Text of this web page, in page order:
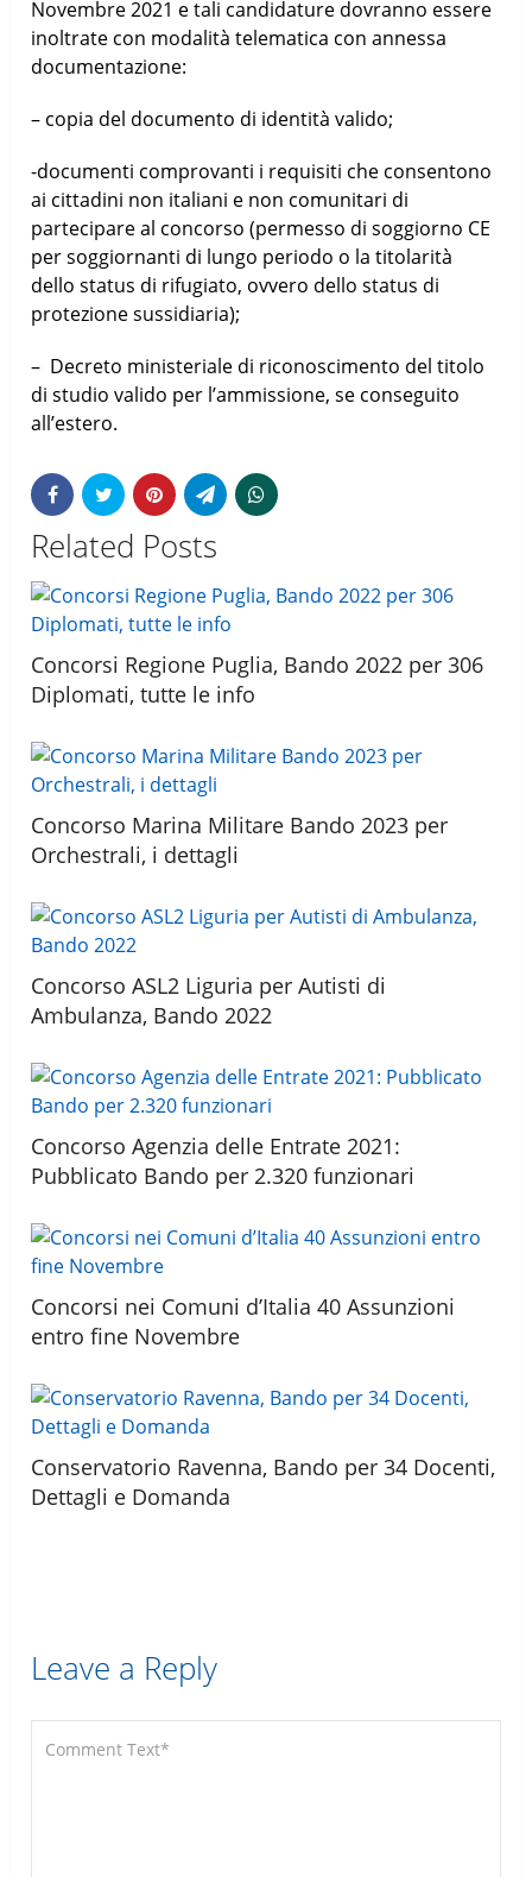
Novembre 2021 e tali candidature dovranno essere
inoltrate con modalità telematica con annessa
documentazione:
– copia del documento di identità valido;
-documenti comprovanti i requisiti che consentono
ai cittadini non italiani e non comunitari di
partecipare al concorso (permesso di soggiorno CE
per soggiornanti di lungo periodo o la titolarità
dello status di rifugiato, ovvero dello status di
protezione sussidiaria);
– Decreto ministeriale di riconoscimento del titolo
di studio valido per l’ammissione, se conseguito
all’estero.
Related Posts
Concorsi Regione Puglia, Bando 2022 per 306
Diplomati, tutte le info
Concorso Marina Militare Bando 2023 per
Orchestrali, i dettagli
Concorso ASL2 Liguria per Autisti di
Ambulanza, Bando 2022
Concorso Agenzia delle Entrate 2021:
Pubblicato Bando per 2.320 funzionari
Concorsi nei Comuni d’Italia 40 Assunzioni
entro fine Novembre
Conservatorio Ravenna, Bando per 34 Docenti,
Dettagli e Domanda
Leave a Reply